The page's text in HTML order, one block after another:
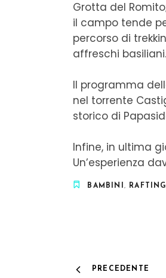
Grotta del
il campo tende
percorso di
affreschi basiliani.
Il programma
nel torrente
storico di
Infine, in ultima
Un’esperienza
BAMBINI ,
PRECEDENTE